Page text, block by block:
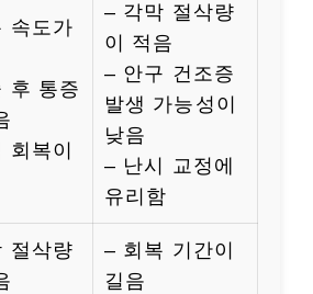
속도가
후 통증
복이
– 각막 절삭량
이 적음
– 안구 건조증
발생 가능성이
낮음
– 난시 교정에
유리함
절삭량
– 회복 기간이
길음